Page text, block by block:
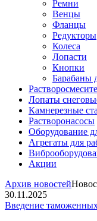
Ремни
Венцы
Фланцы
Редукторы
Колеса
Лопасти
Кнопки
Барабаны
Лопаты
Камнерезные
Растворонасосы
Оборудование
Агрегаты для
Акции
Архив новостей
30.11.2025
Введение